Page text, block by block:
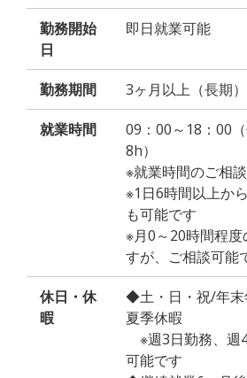
勤務開始
日
即日就業可能
勤務期間 3ヶ月以上（長期）
就業時間
09：00～18：00
8h）
※就業時間のご相
※1日6時間以上か
も可能です
※月0～20時間程度
すが、ご相談可能
休日・休
暇
◆土・日・祝/年末
夏季休暇
※週3日勤務、週
可能です